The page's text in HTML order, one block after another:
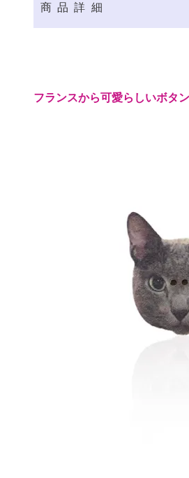
商品詳細
フランスから可愛らしいボタ